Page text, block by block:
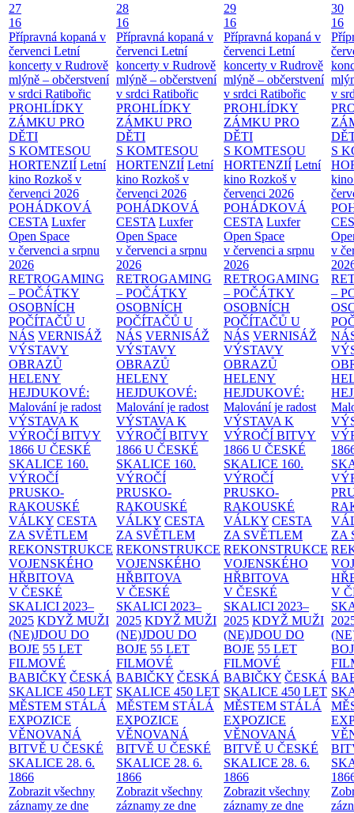
27
16
Přípravná kopaná v
červenci Letní
koncerty v Rudrově
mlýně – občerstvení
v srdci Ratibořic
PROHLÍDKY
ZÁMKU PRO
DĚTI
S KOMTESOU
HORTENZIÍ Letní
kino Rozkoš v
červenci 2026
POHÁDKOVÁ
CESTA Luxfer
Open Space
v červenci a srpnu
2026
RETROGAMING
– POČÁTKY
OSOBNÍCH
POČÍTAČŮ U
NÁS VERNISÁŽ
VÝSTAVY
OBRAZŮ
HELENY
HEJDUKOVÉ:
Malování je radost
VÝSTAVA K
VÝROČÍ BITVY
1866 U ČESKÉ
SKALICE 160.
VÝROČÍ
PRUSKO-
RAKOUSKÉ
VÁLKY CESTA
ZA SVĚTLEM
REKONSTRUKCE
VOJENSKÉHO
HŘBITOVA
V ČESKÉ
SKALICI 2023–
2025 KDYŽ MUŽI
(NE)JDOU DO
BOJE 55 LET
FILMOVÉ
BABIČKY ČESKÁ
SKALICE 450 LET
MĚSTEM STÁLÁ
EXPOZICE
VĚNOVANÁ
BITVĚ U ČESKÉ
SKALICE 28. 6.
1866
Zobrazit všechny
záznamy ze dne
28
16
Přípravná kopaná v
červenci Letní
koncerty v Rudrově
mlýně – občerstvení
v srdci Ratibořic
PROHLÍDKY
ZÁMKU PRO
DĚTI
S KOMTESOU
HORTENZIÍ Letní
kino Rozkoš v
červenci 2026
POHÁDKOVÁ
CESTA Luxfer
Open Space
v červenci a srpnu
2026
RETROGAMING
– POČÁTKY
OSOBNÍCH
POČÍTAČŮ U
NÁS VERNISÁŽ
VÝSTAVY
OBRAZŮ
HELENY
HEJDUKOVÉ:
Malování je radost
VÝSTAVA K
VÝROČÍ BITVY
1866 U ČESKÉ
SKALICE 160.
VÝROČÍ
PRUSKO-
RAKOUSKÉ
VÁLKY CESTA
ZA SVĚTLEM
REKONSTRUKCE
VOJENSKÉHO
HŘBITOVA
V ČESKÉ
SKALICI 2023–
2025 KDYŽ MUŽI
(NE)JDOU DO
BOJE 55 LET
FILMOVÉ
BABIČKY ČESKÁ
SKALICE 450 LET
MĚSTEM STÁLÁ
EXPOZICE
VĚNOVANÁ
BITVĚ U ČESKÉ
SKALICE 28. 6.
1866
Zobrazit všechny
záznamy ze dne
29
16
Přípravná kopaná v
červenci Letní
koncerty v Rudrově
mlýně – občerstvení
v srdci Ratibořic
PROHLÍDKY
ZÁMKU PRO
DĚTI
S KOMTESOU
HORTENZIÍ Letní
kino Rozkoš v
červenci 2026
POHÁDKOVÁ
CESTA Luxfer
Open Space
v červenci a srpnu
2026
RETROGAMING
– POČÁTKY
OSOBNÍCH
POČÍTAČŮ U
NÁS VERNISÁŽ
VÝSTAVY
OBRAZŮ
HELENY
HEJDUKOVÉ:
Malování je radost
VÝSTAVA K
VÝROČÍ BITVY
1866 U ČESKÉ
SKALICE 160.
VÝROČÍ
PRUSKO-
RAKOUSKÉ
VÁLKY CESTA
ZA SVĚTLEM
REKONSTRUKCE
VOJENSKÉHO
HŘBITOVA
V ČESKÉ
SKALICI 2023–
2025 KDYŽ MUŽI
(NE)JDOU DO
BOJE 55 LET
FILMOVÉ
BABIČKY ČESKÁ
SKALICE 450 LET
MĚSTEM STÁLÁ
EXPOZICE
VĚNOVANÁ
BITVĚ U ČESKÉ
SKALICE 28. 6.
1866
Zobrazit všechny
záznamy ze dne
30
16
v
S
v
–
ZA
V